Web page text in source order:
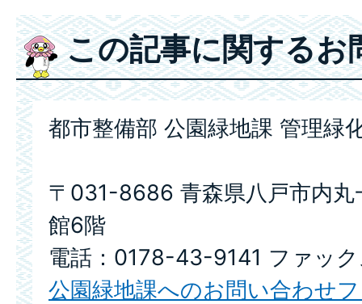
この記事に関するお
都市整備部 公園緑地課 管理緑
〒031-8686 青森県八戸市内丸
館6階
電話：0178-43-9141 ファッ
公園緑地課へのお問い合わせ